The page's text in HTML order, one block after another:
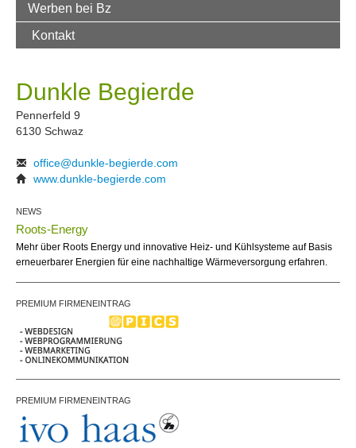
Werben bei Bz
Kontakt
Dunkle Begierde
Pennerfeld 9
6130 Schwaz
office@dunkle-begierde.com
www.dunkle-begierde.com
NEWS
Roots-Energy
Mehr über Roots Energy und innovative Heiz- und Kühlsysteme auf Basis
erneuerbarer Energien für eine nachhaltige Wärmeversorgung erfahren.
PREMIUM FIRMENEINTRAG
PREMIUM FIRMENEINTRAG